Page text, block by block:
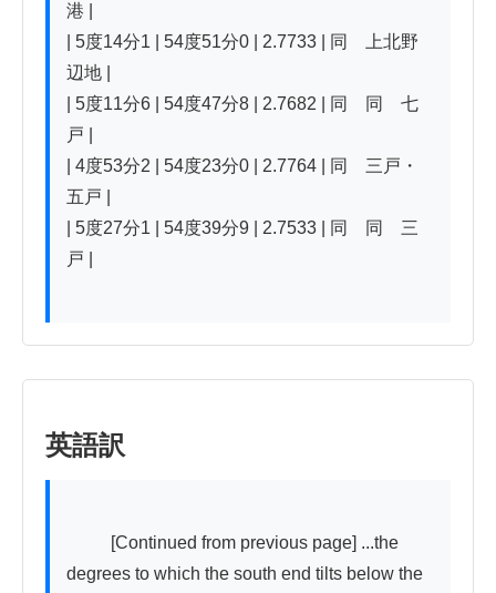
港 |
| 5度14分1 | 54度51分0 | 2.7733 | 同　上北野
辺地 |
| 5度11分6 | 54度47分8 | 2.7682 | 同　同　七
戸 |
| 4度53分2 | 54度23分0 | 2.7764 | 同　三戸・
五戸 |
| 5度27分1 | 54度39分9 | 2.7533 | 同　同　三
戸 |
英語訳
degrees to which the south end tilts below the